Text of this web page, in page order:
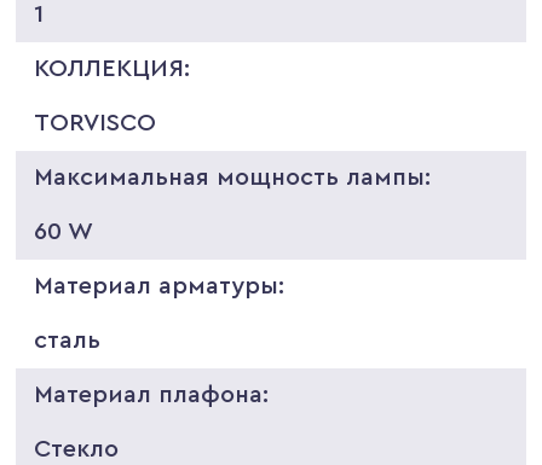
1
КОЛЛЕКЦИЯ:
TORVISCO
Максимальная мощность лампы:
60 W
Материал арматуры:
сталь
Материал плафона:
Стекло